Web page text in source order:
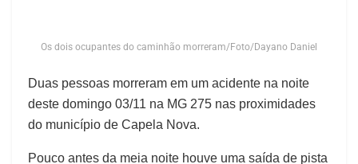
Os dois ocupantes do caminhão morreram/Foto/Dayano Daniel
Duas pessoas morreram em um acidente na noite
deste domingo 03/11 na MG 275 nas proximidades
do município de Capela Nova.
Pouco antes da meia noite houve uma saída de pista